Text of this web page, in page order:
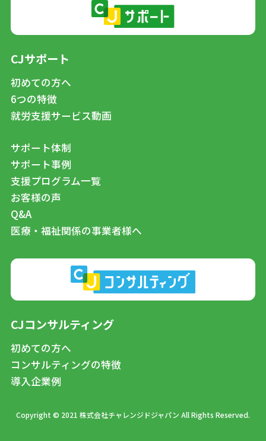
CJサポート
初めての方へ
6つの特徴
就労支援サービス動画
サポート体制
サポート事例
支援プログラム一覧
お客様の声
Q&A
医療・福祉関係の事業者様へ
CJコンサルティング
初めての方へ
コンサルティングの特徴
導入企業例
Copyright © 2021 株式会社チャレンジドジャパン All Rights Reserved.